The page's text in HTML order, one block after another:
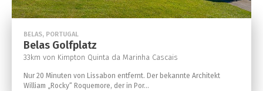
BELAS, PORTUGAL
Belas Golfplatz
33km von Kimpton Quinta da Marinha Cascais
Nur 20 Minuten von Lissabon entfernt. Der bekannte Architekt
William „Rocky“ Roquemore, der in Por...